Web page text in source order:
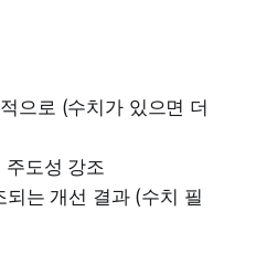
으로 (수치가 있으면 더
주도성 강조
는 개선 결과 (수치 필